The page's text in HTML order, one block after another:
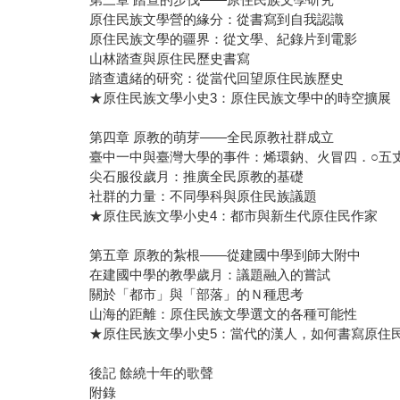
原住民族文學營的緣分：從書寫到自我認識
原住民族文學的疆界：從文學、紀錄片到電影
山林踏查與原住民歷史書寫
踏查遺緒的研究：從當代回望原住民族歷史
★原住民族文學小史3：原住民族文學中的時空擴展
第四章 原教的萌芽——全民原教社群成立
臺中一中與臺灣大學的事件：烯環鈉、火冒四．○五
尖石服役歲月：推廣全民原教的基礎
社群的力量：不同學科與原住民族議題
★原住民族文學小史4：都市與新生代原住民作家
第五章 原教的紮根——從建國中學到師大附中
在建國中學的教學歲月：議題融入的嘗試
關於「都市」與「部落」的Ｎ種思考
山海的距離：原住民族文學選文的各種可能性
★原住民族文學小史5：當代的漢人，如何書寫原住
後記 餘繞十年的歌聲
附錄